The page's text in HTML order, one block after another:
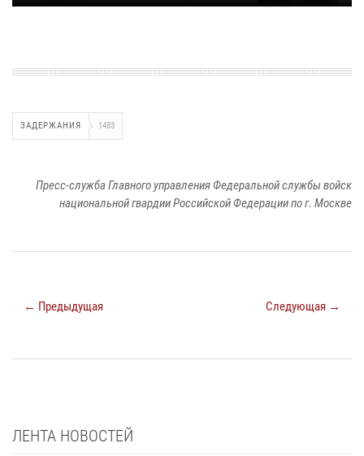
ЗАДЕРЖАНИЯ 1483
Пресс-служба Главного управления Федеральной службы войск
национальной гвардии Российской Федерации по г. Москве
← Предыдущая Следующая →
ЛЕНТА НОВОСТЕЙ